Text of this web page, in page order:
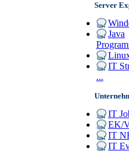
Server
Java
IT
...
IT
EK/
IT
IT